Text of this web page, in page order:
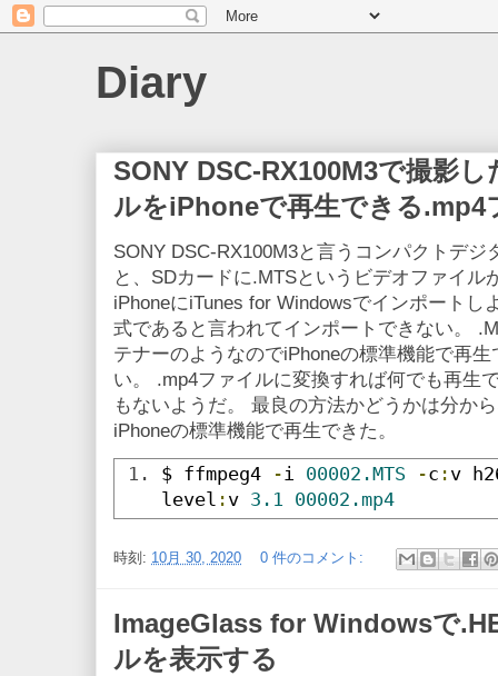
Diary
SONY DSC-RX100M3で撮影
ルをiPhoneで再生できる.mp4
SONY DSC-RX100M3と言うコンパクトデ
と、SDカードに.MTSというビデオファイル
iPhoneにiTunes for Windowsでインポートし
式であると言われてインポートできない。
テナーのようなのでiPhoneの標準機能で再
い。 .mp4ファイルに変換すれば何でも再生
もないようだ。 最良の方法かどうかは分か
iPhoneの標準機能で再生できた。
$ ffmpeg4 -i 00002.MTS -c : v
level : v 3.1 00002.mp4
時刻: 10月 30, 2020 0 件のコメント:
ImageGlass for Windowsで
ルを表示する